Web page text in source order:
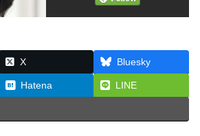
X
Bluesky
Hatena LINE